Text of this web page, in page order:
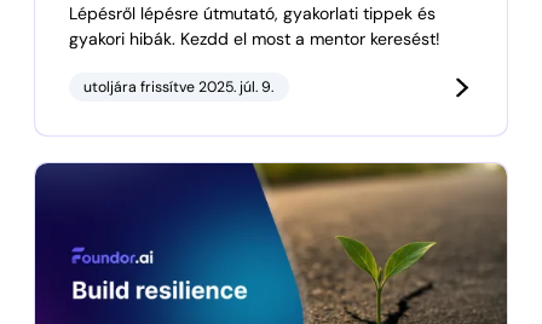
Lépésről lépésre útmutató, gyakorlati tippek és
gyakori hibák. Kezdd el most a mentor keresést!
utoljára frissítve 2025. júl. 9.